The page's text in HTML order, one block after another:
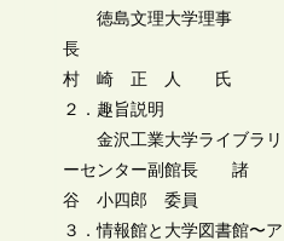
徳島文理大学理事
長
村 崎 正 人 氏
２．趣旨説明
金沢工業大学ライブラリ
ーセンター副館長 諸
谷 小四郎 委員
３．情報館と大学図書館〜ア